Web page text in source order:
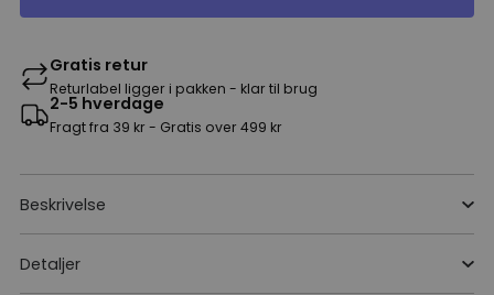
Gratis retur
Returlabel ligger i pakken - klar til brug
2-5 hverdage
Fragt fra 39 kr - Gratis over 499 kr
Beskrivelse
Detaljer